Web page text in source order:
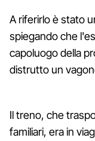
A riferirlo è stato
spiegando che
capoluogo della
distrutto un
Il treno, che
familiari, era in